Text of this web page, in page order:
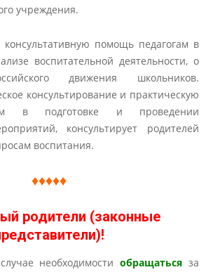
учреждения.
консультативную помощь педагогам в
воспитательной деятельности, о
движения школьников.
консультирование и практическую
в подготовке и проведении
консультирует родителей
воспитания.
♦♦♦♦♦
родители (законные
необходимостиобращаться за